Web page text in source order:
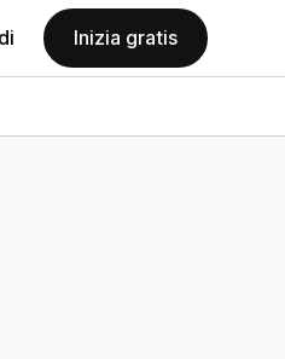
Inizia gratis